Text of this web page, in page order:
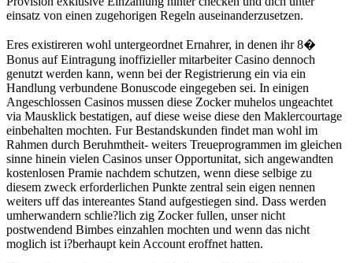
einsatz von einen zugehorigen Regeln auseinanderzusetzen.
Eres existireren wohl untergeordnet Ernahrer, in denen ihr 8�
Bonus auf Eintragung inoffizieller mitarbeiter Casino dennoch
genutzt werden kann, wenn bei der Registrierung ein via ein
Handlung verbundene Bonuscode eingegeben sei. In einigen
Angeschlossen Casinos mussen diese Zocker muhelos ungeachtet
via Mausklick bestatigen, auf diese weise diese den Maklercourtage
einbehalten mochten. Fur Bestandskunden findet man wohl im
Rahmen durch Beruhmtheit- weiters Treueprogrammen im gleichen
sinne hinein vielen Casinos unser Opportunitat, sich angewandten
kostenlosen Pramie nachdem schutzen, wenn diese selbige zu
diesem zweck erforderlichen Punkte zentral sein eigen nennen
weiters uff das intereantes Stand aufgestiegen sind. Dass werden
umherwandern schlie?lich zig Zocker fullen, unser nicht
postwendend Bimbes einzahlen mochten und wenn das nicht
moglich ist i?berhaupt kein Account eroffnet hatten.